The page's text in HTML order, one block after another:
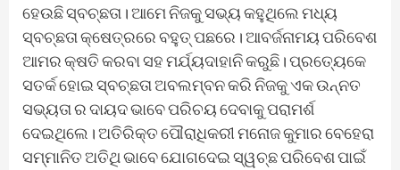
ହେଉଛି ସ୍ବଚ୍ଛତା। ଆମେ ନିଜକୁ ସଭ୍ୟ କହୁଥିଲେ ମଧ୍ୟ
ସ୍ବଚ୍ଛତା କ୍ଷେତ୍ରରେ ବହୁତ୍ ପଛରେ। ଆବର୍ଜନାମୟ ପରିବେଶ
ଆମର କ୍ଷତି କରବା ସହ ମର୍ଯ୍ୟଦାହାନି କରୁଛି। ପ୍ରତ୍ୟେକେ
ସତର୍କ ହୋଇ ସ୍ବଚ୍ଛତା ଅବଲମ୍ବନ କରି ନିଜକୁ ଏକ ଉନ୍ନତ
ସଭ୍ୟତା ର ଦାୟଦ ଭାବେ ପରିଚୟ ଦେବାକୁ ପରାମର୍ଶ
ଦେଇଥିଲେ। ଅତିରିକ୍ତ ପୌରାଧିକରୀ ମନୋଜ କୁମାର ବେହେରା
ସମ୍ମାନିତ ଅତିଥି ଭାବେ ଯୋଗଦେଇ ସ୍ୱଚ୍ଛ ପରିବେଶ ପାଇଁ